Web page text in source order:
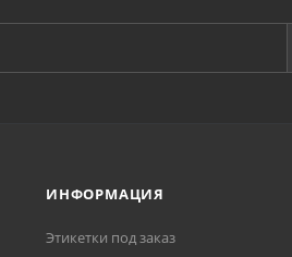
ИНФОРМАЦИЯ
Этикетки под заказ